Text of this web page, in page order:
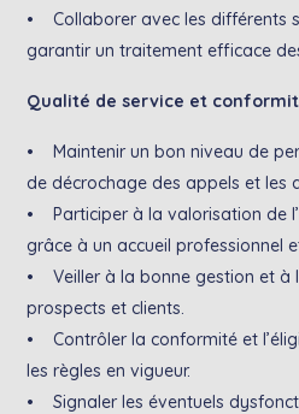
• Collaborer avec les différents
garantir un traitement efficace
Qualité de service et
• Maintenir un bon niveau de
de décrochage des appels et les
• Participer à la valorisation de
grâce à un accueil professionnel
• Veiller à la bonne gestion et à
prospects et clients.
• Contrôler la conformité et
les règles en vigueur.
• Signaler les éventuels